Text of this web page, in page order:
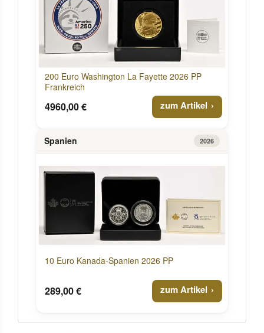
200 Euro Washington La Fayette 2026 PP
Frankreich
4960,00 € zum Artikel
Spanien 2026
10 Euro Kanada-Spanien 2026 PP
289,00 € zum Artikel